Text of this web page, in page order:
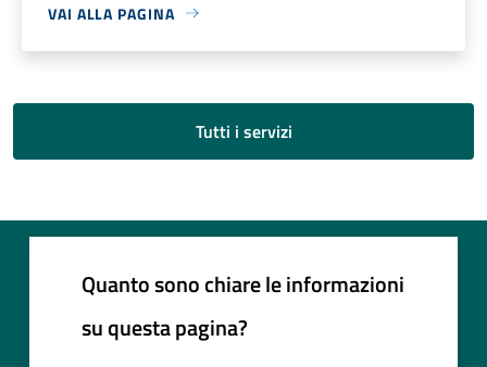
VAI ALLA PAGINA
Tutti i servizi
Quanto sono chiare le informazioni
su questa pagina?